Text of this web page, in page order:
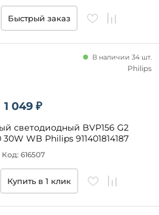
Быстрый заказ
1 049 ₽
светодиодный BVP156 G2
WB Philips 911401814187
В наличии 34 шт.
Код: 616507
Philips
Купить в 1 клик